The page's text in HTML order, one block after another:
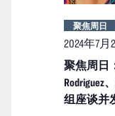
聚焦周日
Rodriguez
组座谈并
2024年7月
聚焦周日